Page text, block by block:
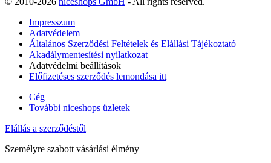
Impresszum
Adatvédelem
Általános Szerződési Feltételek és Elállási Tájékoztató
Akadálymentesítési nyilatkozat
Adatvédelmi beállítások
Előfizetéses szerződés lemondása itt
Cég
További niceshops üzletek
Elállás a szerződéstől
Személyre szabott vásárlási élmény